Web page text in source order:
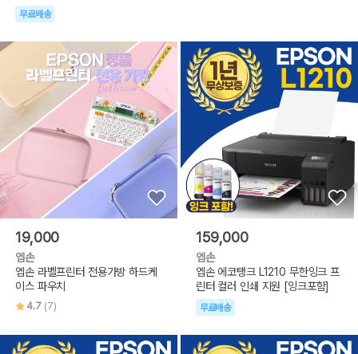
무료배송
19,000
엡손
엡손 라벨프린터 전용가방 하드케
이스 파우치
4.7 (7)
159,000
엡손
엡손 에코탱크 L1210 무한잉크 프
린터 컬러 인쇄 지원 [잉크포함]
무료배송